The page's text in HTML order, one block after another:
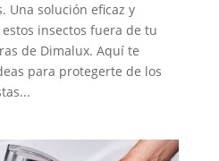
Una solución eficaz y
insectos fuera de tu
de Dimalux. Aquí te
para protegerte de los